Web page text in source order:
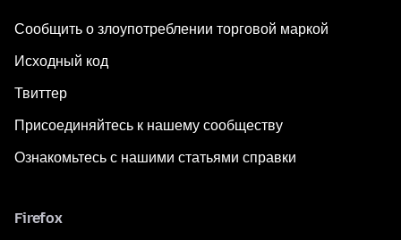
Сообщить о злоупотреблении торговой маркой
Исходный код
Твиттер
Присоединяйтесь к нашему сообществу
Ознакомьтесь с нашими статьями справки
Firefox